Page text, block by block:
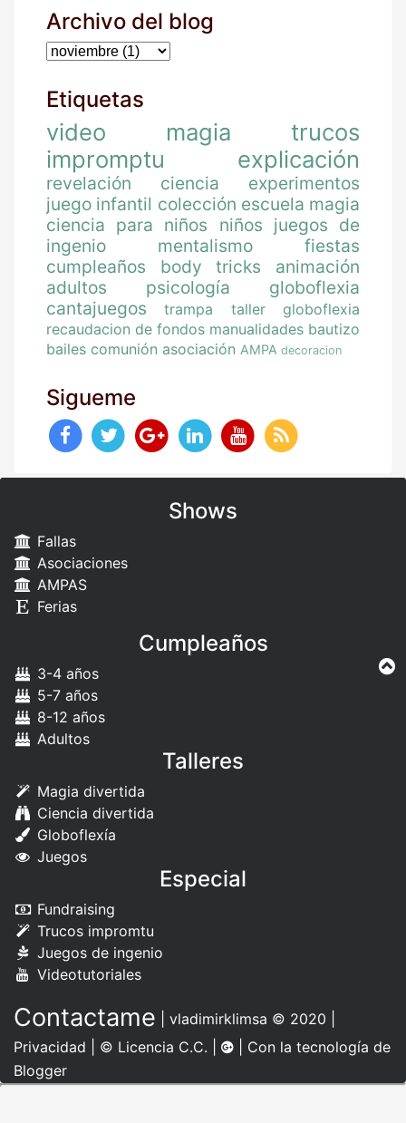
Archivo del blog
Etiquetas
video magia
trucos
impromptu
explicación
revelación ciencia
experimentos
juego infantil colección escuela magia
ciencia para niños
niños juegos de
ingenio
mentalismo
fiestas
cumpleaños
body tricks
animación
adultos
psicología
globoflexia
cantajuegos
trampa
taller globoflexia
recaudacion de fondos manualidades bautizo
bailes comunión asociación AMPA decoracion
Sigueme
Shows
Fallas
Asociaciones
AMPAS
Ferias
Cumpleaños
3-4 años
5-7 años
8-12 años
Adultos
Talleres
Magia divertida
Ciencia divertida
Globoflexía
Juegos
Especial
Fundraising
Trucos impromtu
Juegos de ingenio
Videotutoriales
Contactame vladimirklimsa © 2020 |
Privacidad
© Licencia C.C.
| Con la tecnología de
Blogger